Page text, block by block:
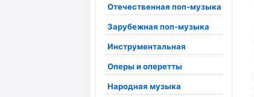
Отечественная поп-музыка
Зарубежная поп-музыка
Инструментальная
Оперы и оперетты
Народная музыка